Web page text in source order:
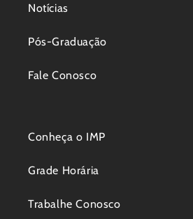
Notícias
Pós-Graduação
Fale Conosco
Conheça o IMP
Grade Horária
Trabalhe Conosco